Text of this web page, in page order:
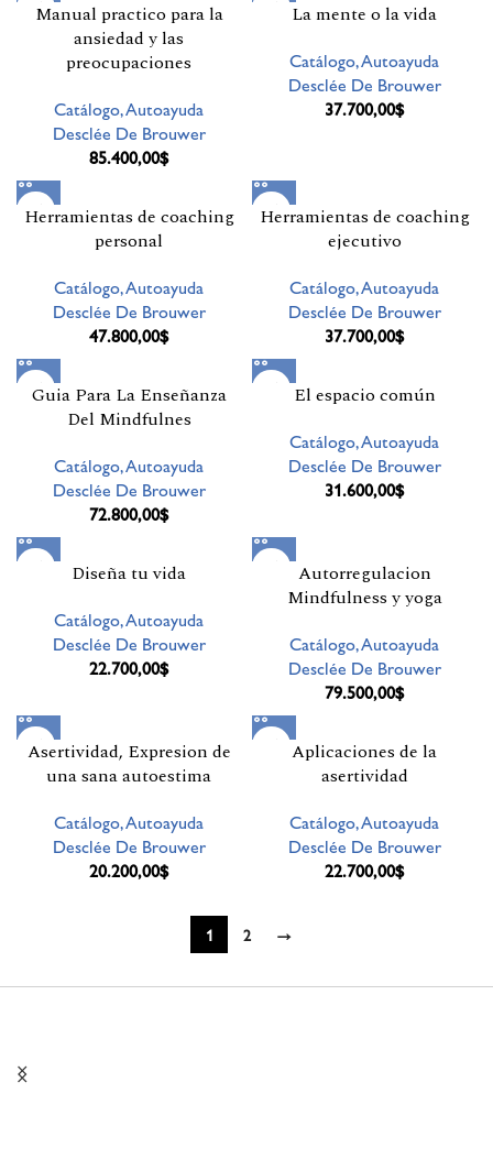
Manual practico para la
ansiedad y las
preocupaciones
Catálogo,Autoayuda
Desclée De Brouwer
85.400,00$
La mente o la vida
Catálogo,Autoayuda
Desclée De Brouwer
37.700,00$
Herramientas de coaching
personal
Catálogo,Autoayuda
Desclée De Brouwer
47.800,00$
Herramientas de coaching
ejecutivo
Catálogo,Autoayuda
Desclée De Brouwer
37.700,00$
Guia Para La Enseñanza
Del Mindfulnes
Catálogo,Autoayuda
Desclée De Brouwer
72.800,00$
El espacio común
Catálogo,Autoayuda
Desclée De Brouwer
31.600,00$
Diseña tu vida
Catálogo,Autoayuda
Desclée De Brouwer
22.700,00$
Autorregulacion
Mindfulness y yoga
Catálogo,Autoayuda
Desclée De Brouwer
79.500,00$
Asertividad, Expresion de
una sana autoestima
Catálogo,Autoayuda
Desclée De Brouwer
20.200,00$
Aplicaciones de la
asertividad
Catálogo,Autoayuda
Desclée De Brouwer
22.700,00$
1 2 →